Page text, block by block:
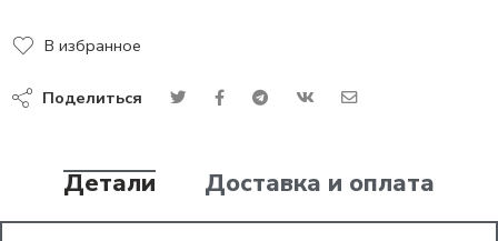
В избранное
Поделиться
Детали Доставка и оплата